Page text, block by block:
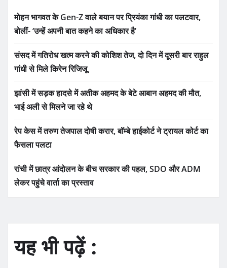
मोहन भागवत के Gen-Z वाले बयान पर प्रियंका गांधी का पलटवार,
बोलीं- ‘उन्हें अपनी बात कहने का अधिकार है’
संसद में गतिरोध खत्म करने की कोशिश तेज, दो दिन में दूसरी बार राहुल
गांधी से मिले किरेन रिजिजू
झांसी में सड़क हादसे में अतीक अहमद के बेटे आबान अहमद की मौत,
भाई अली से मिलने जा रहे थे
रेप केस में तरुण तेजपाल दोषी करार, बॉम्बे हाईकोर्ट ने ट्रायल कोर्ट का
फैसला पलटा
रांची में छात्र आंदोलन के बीच सरकार की पहल, SDO और ADM
लेकर पहुंचे वार्ता का प्रस्ताव
यह भी पढ़ें :